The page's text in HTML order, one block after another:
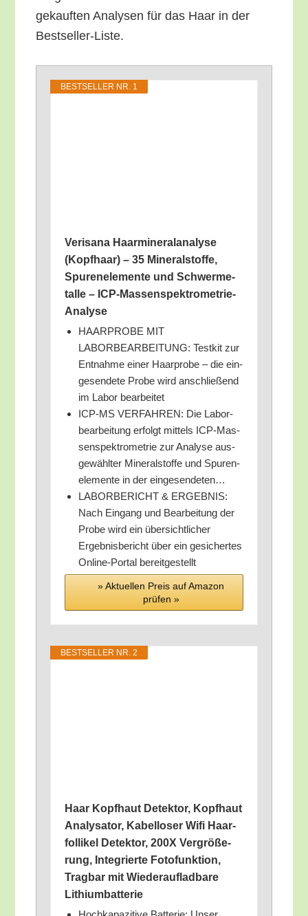
ge­kauf­ten Ana­ly­sen für das Haar in der
Bestseller-Liste.
BEST­SEL­LER NR. 1
Veri­sa­na Haar­mi­ne­ral­ana­ly­se
(Kopf­haar) – 35 Mine­ral­stof­fe,
Spu­ren­ele­men­te und Schwer­me­
tal­le – ICP-Massenspektrometrie-
Analyse
HAARPROBE MIT
LABORBEARBEITUNG: Test­kit zur
Ent­nah­me einer Haar­pro­be – die ein­
ge­sen­de­te Pro­be wird anschlie­ßend
im Labor bearbeitet
ICP-MS VERFAHREN: Die Labor­
be­ar­bei­tung erfolgt mit­tels ICP-Mas­
sen­spek­tro­me­trie zur Ana­ly­se aus­
ge­wähl­ter Mine­ral­stof­fe und Spu­ren­
ele­men­te in der eingesendeten…
LABORBERICHT & ERGEBNIS:
Nach Ein­gang und Bear­bei­tung der
Pro­be wird ein über­sicht­li­cher
Ergeb­nis­be­richt über ein gesi­cher­tes
Online-Por­tal bereitgestellt
» Aktu­el­len Preis auf Ama­zon
prü­fen »
BEST­SEL­LER NR. 2
Haar Kopf­haut Detek­tor, Kopf­haut
Ana­ly­sa­tor, Kabel­lo­ser Wifi Haar­
fol­li­kel Detek­tor, 200X Ver­grö­ße­
rung, Inte­grier­te Foto­funk­ti­on,
Trag­bar mit Wie­der­auf­lad­ba­re
Lithiumbatterie